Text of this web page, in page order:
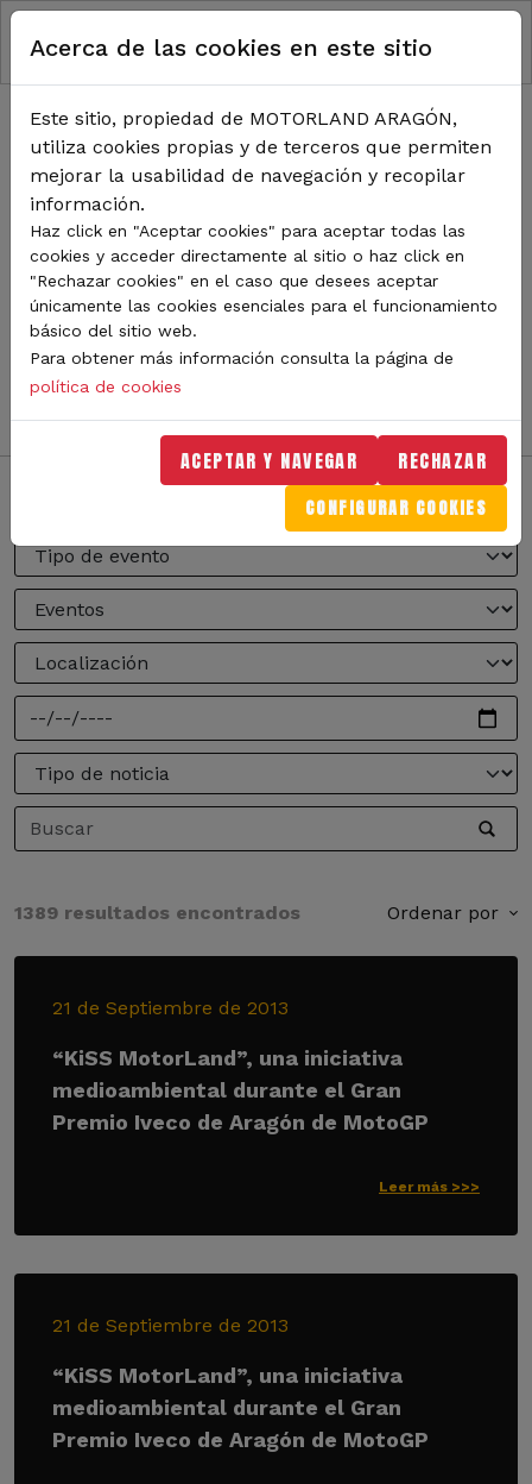
Pasar al contenido principal
RUTA DE NAVEGACIÓN
Inicio Noticias
TODA LA ACTUALIDAD DE
MOTORLAND
Sigue de cerca todas las novedades de MotorLand
Aragón. Aquí encontrarás noticias sobre eventos,
competiciones, pilotos, novedades del circuito y
mucho más. Filtra por categoría o tipo de contenido y
no te pierdas nada del mundo del motor.
1389 resultados encontrados Ordenar por
21 de Septiembre de 2013
“KiSS MotorLand”, una iniciativa
medioambiental durante el Gran
Premio Iveco de Aragón de MotoGP
Leer más >>>
21 de Septiembre de 2013
“KiSS MotorLand”, una iniciativa
medioambiental durante el Gran
Premio Iveco de Aragón de MotoGP
Acerca de las cookies en este sitio
Este sitio, propiedad de MOTORLAND ARAGÓN,
utiliza cookies propias y de terceros que permiten
mejorar la usabilidad de navegación y recopilar
información.
Haz click en "Aceptar cookies" para aceptar todas las
cookies y acceder directamente al sitio o haz click en
"Rechazar cookies" en el caso que desees aceptar
únicamente las cookies esenciales para el funcionamiento
básico del sitio web.
Para obtener más información consulta la página de
política de cookies
ACEPTAR Y NAVEGAR RECHAZAR
CONFIGURAR COOKIES